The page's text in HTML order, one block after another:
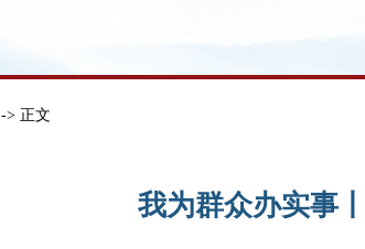
-> 正文
我为群众办实事